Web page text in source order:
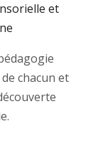
et
chacun et